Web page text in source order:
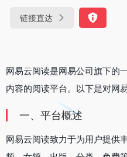
链接直达
网易云阅读是网易公司旗下的
内容的阅读平台。以下是对网
一、平台概述
网易云阅读致力于为用户提供